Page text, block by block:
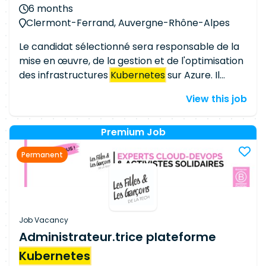
6 months
Clermont-Ferrand, Auvergne-Rhône-Alpes
Le candidat sélectionné sera responsable de la
mise en œuvre, de la gestion et de l'optimisation
des infrastructures Kubernetessur Azure. Il
équipes de développement et d'opérations pour
haute qualité. Responsabilités Déploiement et
Gestion : Déployer et gérer des clusters
Kubernetes
sur Azure. Automatisation :
Automatiser les processus de déploiement et de
gestion des infrastructures. Surveillance et
Maintenance : Assurer la surveillance continue
des environnements
problèmes techniques. Sécurité : Mettre en
place des pratiques de sécurité robustes pour
protéger les données et les applications.
View this job
Premium Job
Permanent
Job Vacancy
Administrateur.trice plateforme
Kubernetes